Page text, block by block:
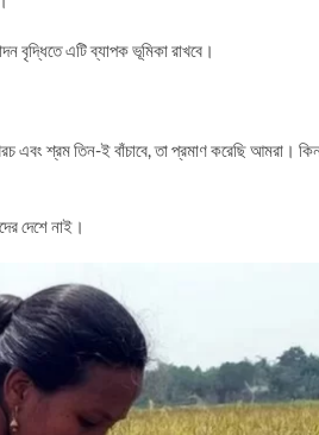
বৃদ্ধিতে এটি ব্যাপক ভূমিকা রাখবে।
এবং শ্রম তিন-ই বাঁচাবে, তা প্রমাণ করেছি আমরা।
দেশে নাই।